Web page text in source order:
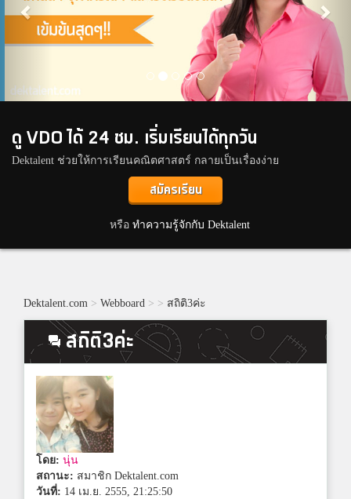
ดู VDO ได้ 24 ชม. เริ่มเรียนได้ทุกวัน
Dektalent ช่วยให้การเรียนคณิตศาสตร์ กลายเป็นเรื่องง่าย
สมัครเรียน
หรือ ทำความรู้จักกับ Dektalent
Dektalent.com > Webboard > > สถิติ3ค่ะ
สถิติ3ค่ะ
โดย: นุ่น
สถานะ: สมาชิก Dektalent.com
วันที่: 14 เม.ย. 2555, 21:25:50